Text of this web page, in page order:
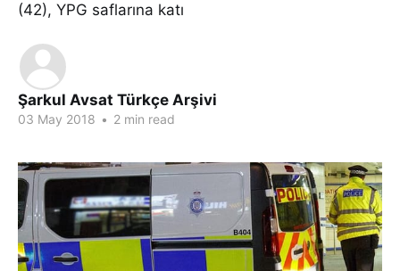
(42), YPG saflarına katı
Şarkul Avsat Türkçe Arşivi
03 May 2018 • 2 min read